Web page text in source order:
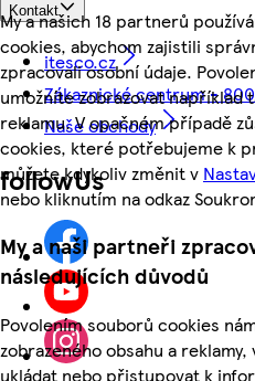
My a našich 18 partnerů
cookies, abychom zajistili
zpracovali osobní údaje.
umožníte zobrazovat například
reklamu. V opačném případě
cookies, které potřebujeme k
můžete kdykoliv změnit v
nebo kliknutím na odkaz
My a naši partneři
následujících důvodů
Povolením souborů cookies
zobrazeného obsahu a
ukládat nebo přistupovat k
Kontakt
itesco.cz
Zákaznické centrum -
Naše obchody
followUs